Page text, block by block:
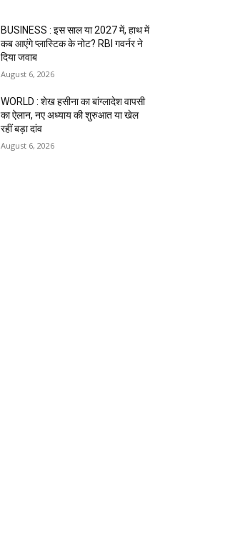
BUSINESS : इस साल या 2027 में, हाथ में
कब आएंगे प्लास्टिक के नोट? RBI गवर्नर ने
दिया जवाब
August 6, 2026
WORLD : शेख हसीना का बांग्लादेश वापसी
का ऐलान, नए अध्याय की शुरुआत या खेल
रहीं बड़ा दांव
August 6, 2026